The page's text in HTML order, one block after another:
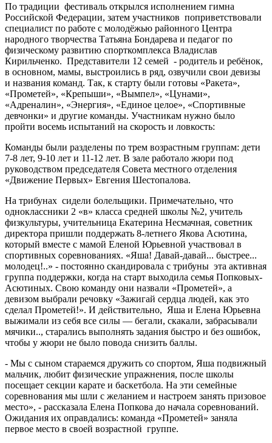
По традиции фестиваль открылся исполнением гимна
Российской Федерации, затем участников поприветствовали
специалист по работе с молодёжью районного Центра
народного творчества Татьяна Бондарева и педагог по
физическому развитию спорткомплекса Владислав
Кирильченко. Представители 12 семей - родитель и ребёнок,
в основном, мамы, выстроились в ряд, озвучили свои девизы
и названия команд. Так, к старту были готовы «Ракета»,
«Прометей», «Крепыши», «Вымпел», «Цунами»,
«Адреналин», «Энергия», «Единое целое», «Спортивные
девчонки» и другие команды. Участникам нужно было
пройти восемь испытаний на скорость и ловкость:
Команды были разделены по трем возрастным группам: дети
7-8 лет, 9-10 лет и 11-12 лет. В зале работало жюри под
руководством председателя Совета местного отделения
«Движение Первых» Евгения Шестопалова.
На трибунах сидели болельщики. Примечательно, что
одноклассники 2 «в» класса средней школы №2, учитель
физкультуры, учительница Екатерина Несмачная, советник
директора пришли поддержать 8-летнего Якова Асютина,
который вместе с мамой Еленой Юрьевной участвовал в
спортивных соревнованиях. «Яша! Давай-давай... быстрее...
молодец!..» - постоянно скандировала с трибуны эта активная
группа поддержки, когда на старт выходила семья Попковых-
Асютиных. Свою команду они назвали «Прометей», а
девизом выбрали речовку «Зажигай сердца людей, как это
сделал Прометей!». И действительно, Яша и Елена Юрьевна
выжимали из себя все силы — бегали, скакали, забрасывали
мячики.., старались выполнять задания быстро и без ошибок,
чтобы у жюри не было повода снизить баллы.
- Мы с сыном стараемся дружить со спортом, Яша подвижный
мальчик, любит физические упражнения, после школы
посещает секции карате и баскетбола. На эти семейные
соревнования мы шли с желанием и настроем занять призовое
место», - рассказала Елена Попкова до начала соревнований.
Ожидания их оправдались: команда «Прометей» заняла
первое место в своей возрастной группе.